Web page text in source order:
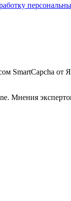
SmartCapcha от
Мнения